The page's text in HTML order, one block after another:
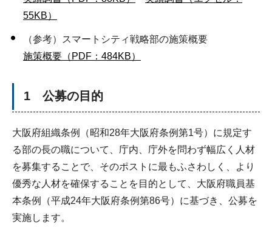
55KB）
（参考）スマートシティ戦略部の施策概要
施策概要（PDF：484KB）
1 公募の目的
大阪府組織条例（昭和28年大阪府条例第1号）に規定す
る部の長の職について、庁内、庁外を問わず幅広く人材
を募集することで、そのポストに最もふさわしく、より
優秀な人材を確保することを目的として、大阪府職員基
本条例（平成24年大阪府条例第86号）に基づき、公募を
実施します。